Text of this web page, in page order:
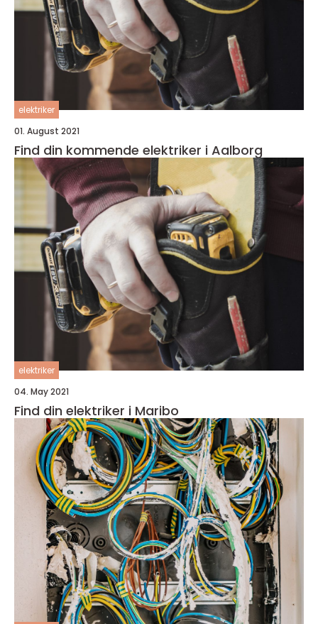
elektriker
01. August 2021
Find din kommende elektriker i Aalborg
elektriker
04. May 2021
Find din elektriker i Maribo